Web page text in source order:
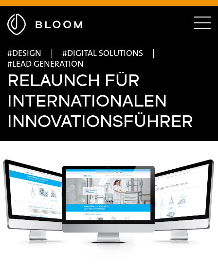
Menü
DESIGN
DIGITAL SOLUTIONS
LEAD GENERATION
RELAUNCH FÜR
INTERNATIONALEN
INNOVATIONSFÜHRER
Menü
ausblenden